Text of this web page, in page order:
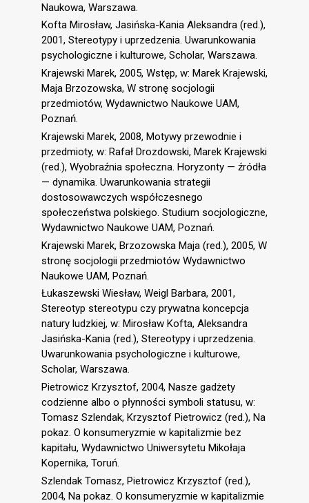
Naukowa, Warszawa.
Kofta Mirosław, Jasińska-Kania Aleksandra (red.),
2001, Stereotypy i uprzedzenia. Uwarunkowania
psychologiczne i kulturowe, Scholar, Warszawa.
Krajewski Marek, 2005, Wstęp, w: Marek Krajewski,
Maja Brzozowska, W stronę socjologii
przedmiotów, Wydawnictwo Naukowe UAM,
Poznań.
Krajewski Marek, 2008, Motywy przewodnie i
przedmioty, w: Rafał Drozdowski, Marek Krajewski
(red.), Wyobraźnia społeczna. Horyzonty — źródła
— dynamika. Uwarunkowania strategii
dostosowawczych współczesnego
społeczeństwa polskiego. Studium socjologiczne,
Wydawnictwo Naukowe UAM, Poznań.
Krajewski Marek, Brzozowska Maja (red.), 2005, W
stronę socjologii przedmiotów Wydawnictwo
Naukowe UAM, Poznań.
Łukaszewski Wiesław, Weigl Barbara, 2001,
Stereotyp stereotypu czy prywatna koncepcja
natury ludzkiej, w: Mirosław Kofta, Aleksandra
Jasińska-Kania (red.), Stereotypy i uprzedzenia.
Uwarunkowania psychologiczne i kulturowe,
Scholar, Warszawa.
Pietrowicz Krzysztof, 2004, Nasze gadżety
codzienne albo o płynności symboli statusu, w:
Tomasz Szlendak, Krzysztof Pietrowicz (red.), Na
pokaz. O konsumeryzmie w kapitalizmie bez
kapitału, Wydawnictwo Uniwersytetu Mikołaja
Kopernika, Toruń.
Szlendak Tomasz, Pietrowicz Krzysztof (red.),
2004, Na pokaz. O konsumeryzmie w kapitalizmie